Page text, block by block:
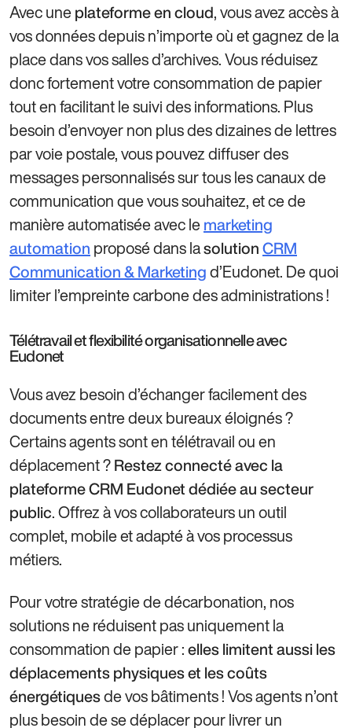
Avec une plateforme en cloud, vous avez accès à
vos données depuis n’importe où et gagnez de la
place dans vos salles d’archives. Vous réduisez
donc fortement votre consommation de papier
tout en facilitant le suivi des informations. Plus
besoin d’envoyer non plus des dizaines de lettres
par voie postale, vous pouvez diffuser des
messages personnalisés sur tous les canaux de
communication que vous souhaitez, et ce de
manière automatisée avec le marketing
automation proposé dans lasolution CRM
Communication & Marketing d’Eudonet. De quoi
limiter l’empreinte carbone des administrations !
Télétravail et flexibilité organisationnelle avec
Eudonet
Vous avez besoin d’échanger facilement des
documents entre deux bureaux éloignés ?
Certains agents sont en télétravail ou en
déplacement ? Restez connecté avec la
plateforme CRM Eudonet dédiée au secteur
public. Offrez à vos collaborateurs un outil
complet, mobile et adapté à vos processus
métiers.
Pour votre stratégie de décarbonation, nos
solutions ne réduisent pas uniquement la
consommation de papier : elles limitent aussi les
déplacements physiques et les coûts
énergétiquesde vos bâtiments ! Vos agents n’ont
plus besoin de se déplacer pour livrer un